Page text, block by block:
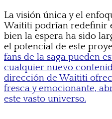
La visión única y el
Waititi podrían redefinir
bien la espera ha sido
el potencial de este
fans de la saga pueden
cualquier nuevo
dirección de Waititi
fresca y emocionante,
este vasto universo.